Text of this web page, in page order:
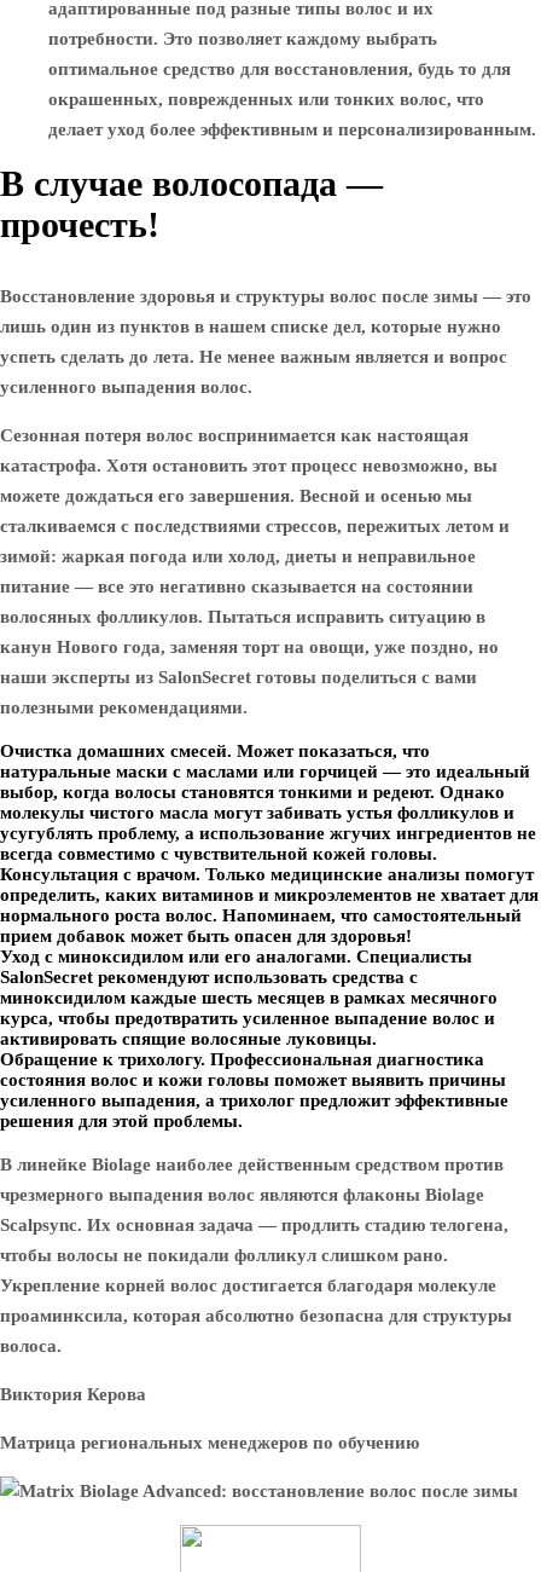
адаптированные под разные типы волос и их
потребности. Это позволяет каждому выбрать
оптимальное средство для восстановления, будь то для
окрашенных, поврежденных или тонких волос, что
делает уход более эффективным и персонализированным.
В случае волосопада —
прочесть!
Восстановление здоровья и структуры волос после зимы — это
лишь один из пунктов в нашем списке дел, которые нужно
успеть сделать до лета. Не менее важным является и вопрос
усиленного выпадения волос.
Сезонная потеря волос воспринимается как настоящая
катастрофа. Хотя остановить этот процесс невозможно, вы
можете дождаться его завершения. Весной и осенью мы
сталкиваемся с последствиями стрессов, пережитых летом и
зимой: жаркая погода или холод, диеты и неправильное
питание — все это негативно сказывается на состоянии
волосяных фолликулов. Пытаться исправить ситуацию в
канун Нового года, заменяя торт на овощи, уже поздно, но
наши эксперты из SalonSecret готовы поделиться с вами
полезными рекомендациями.
Очистка домашних смесей. Может показаться, что
натуральные маски с маслами или горчицей — это идеальный
выбор, когда волосы становятся тонкими и редеют. Однако
молекулы чистого масла могут забивать устья фолликулов и
усугублять проблему, а использование жгучих ингредиентов не
всегда совместимо с чувствительной кожей головы.
Консультация с врачом. Только медицинские анализы помогут
определить, каких витаминов и микроэлементов не хватает для
нормального роста волос. Напоминаем, что самостоятельный
прием добавок может быть опасен для здоровья!
Уход с миноксидилом или его аналогами. Специалисты
SalonSecret рекомендуют использовать средства с
миноксидилом каждые шесть месяцев в рамках месячного
курса, чтобы предотвратить усиленное выпадение волос и
активировать спящие волосяные луковицы.
Обращение к трихологу. Профессиональная диагностика
состояния волос и кожи головы поможет выявить причины
усиленного выпадения, а трихолог предложит эффективные
решения для этой проблемы.
В линейке Biolage наиболее действенным средством против
чрезмерного выпадения волос являются флаконы Biolage
Scalpsync. Их основная задача — продлить стадию телогена,
чтобы волосы не покидали фолликул слишком рано.
Укрепление корней волос достигается благодаря молекуле
проаминксила, которая абсолютно безопасна для структуры
волоса.
Виктория Керова
Матрица региональных менеджеров по обучению